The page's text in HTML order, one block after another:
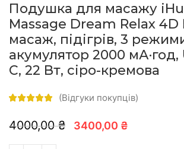
Подушка для масажу
Massage Dream Relax 4D
масаж, підігрів, 3
акумулятор 2000 мА·год,
C, 22 Вт, сіро-кремова
(Відгуки покупців)
4000,00 ₴ 3400,00 ₴